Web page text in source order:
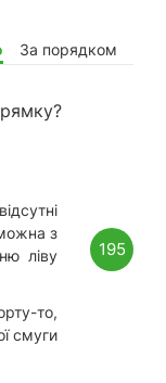
За порядком
з
ліву
то,
смуги
195